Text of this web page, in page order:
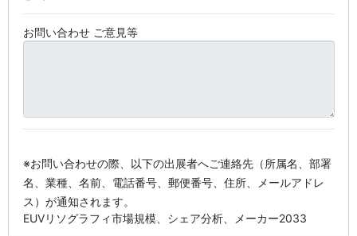
お問い合わせ ご意見等
※お問い合わせの際、以下の出展者へご連絡先（所属名、部署
名、業種、名前、電話番号、郵便番号、住所、メールアドレ
ス）が通知されます。
EUVリソグラフィ市場規模、シェア分析、メーカー2033